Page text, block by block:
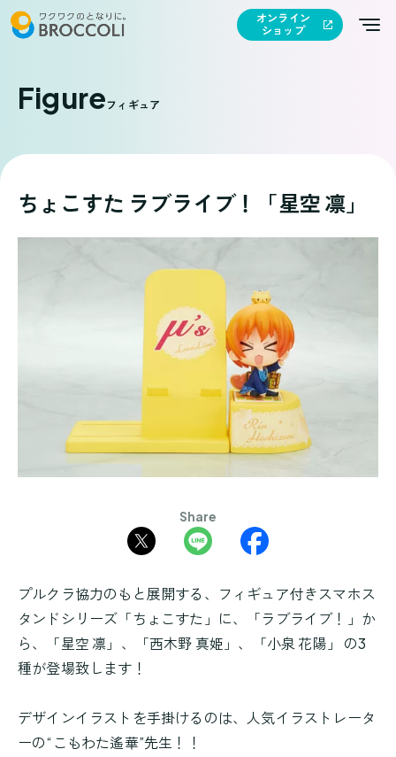
オンライン
ショップ
Figureフィギュア
ちょこすた ラブライブ！「星空 凛」
Share
プルクラ協力のもと展開する、フィギュア付きスマホス
タンドシリーズ「ちょこすた」に、「ラブライブ！」か
ら、「星空 凛」、「西木野 真姫」、「小泉 花陽」 の3
種が登場致します！
デザインイラストを手掛けるのは、人気イラストレータ
ーの“こもわた遙華”先生！！